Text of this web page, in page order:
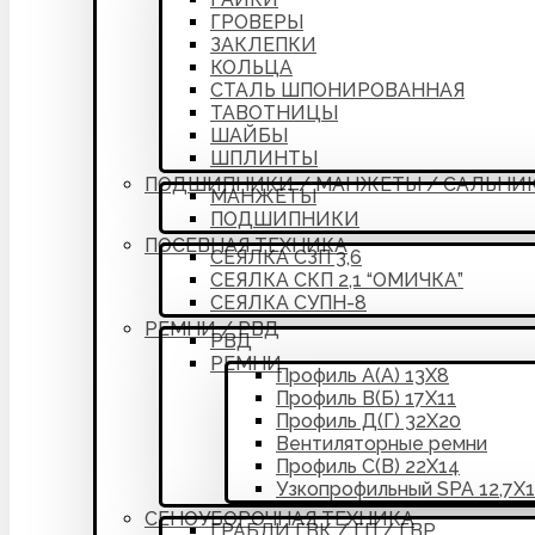
ГРОВЕРЫ
ЗАКЛЕПКИ
КОЛЬЦА
СТАЛЬ ШПОНИРОВАННАЯ
ТАВОТНИЦЫ
ШАЙБЫ
ШПЛИНТЫ
ПОДШИПНИКИ / МАНЖЕТЫ /
МАНЖЕТЫ
ПОДШИПНИКИ
ПОСЕВНАЯ ТЕХНИКА
СЕЯЛКА СЗП 3,6
СЕЯЛКА СКП 2,1 “ОМИЧКА”
СЕЯЛКА СУПН-8
РЕМНИ / РВД
РВД
РЕМНИ
Профиль А(А) 13Х8
Профиль В(Б) 17Х11
Профиль Д(Г) 32Х20
Вентиляторные ремни
Профиль С(В) 22Х14
Узкопрофильный SPA
СЕНОУБОРОЧНАЯ ТЕХНИКА
ГРАБЛИ ГВК / ГП / ГВР